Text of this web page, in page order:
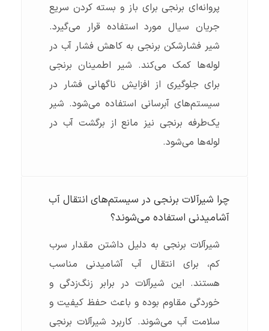
پروانه‌ای برنجی برای باز و بسته کردن سریع
جریان سیال مورد استفاده قرار می‌گیرد.
شیر فشارشکن برنجی به کاهش فشار آب در
لوله‌ها کمک می‌کند. شیر اطمینان برنجی
برای جلوگیری از افزایش ناگهانی فشار در
سیستم‌های آبرسانی استفاده می‌شود. شیر
یک‌طرفه برنجی نیز مانع از برگشت آب در
لوله‌ها می‌شود.
چرا شیرآلات برنجی در سیستم‌های انتقال آب
آشامیدنی استفاده می‌شوند؟
شیرآلات برنجی به دلیل داشتن مقدار سرب
کم، برای انتقال آب آشامیدنی مناسب
هستند. این شیرآلات در برابر زنگ‌زدگی و
خوردگی مقاوم بوده و باعث حفظ کیفیت و
سلامت آب می‌شوند. کاربرد شیرآلات برنجی